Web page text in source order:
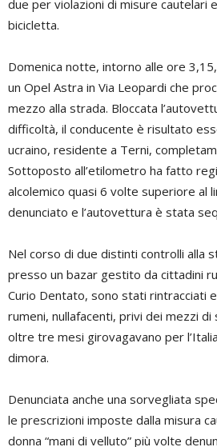
due per violazioni di misure cautelari
bicicletta.
Domenica notte, intorno alle ore
un Opel Astra in Via Leopardi che
mezzo alla strada. Bloccata
difficoltà, il conducente è risultato
ucraino, residente a Terni,
Sottoposto all’etilometro ha fatto
alcolemico quasi 6 volte superiore al
denunciato e l’autovettura è stata
Nel corso di due distinti controlli alla
presso un bazar gestito da cittadini
Curio Dentato, sono stati rintracciati
rumeni, nullafacenti, privi dei mezzi
oltre tre mesi girovagavano per
dimora.
Denunciata anche una sorvegliata
le prescrizioni imposte dalla misura
donna “mani di velluto” più volte